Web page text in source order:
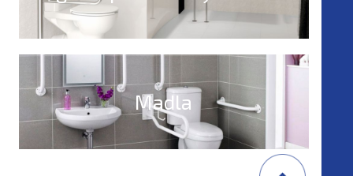
postižené
Madla